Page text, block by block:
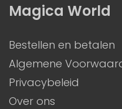
Magica World
Bestellen en betalen
Algemene
Privacybeleid
Over ons